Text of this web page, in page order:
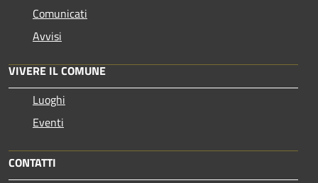
Comunicati
Avvisi
VIVERE IL COMUNE
Luoghi
Eventi
CONTATTI